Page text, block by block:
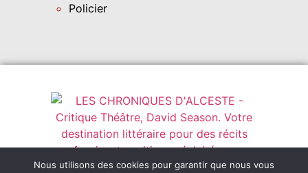
Policier
Instagram leschroniquesdalceste@outlook.fr
Nous utilisons des cookies pour garantir que nous vous